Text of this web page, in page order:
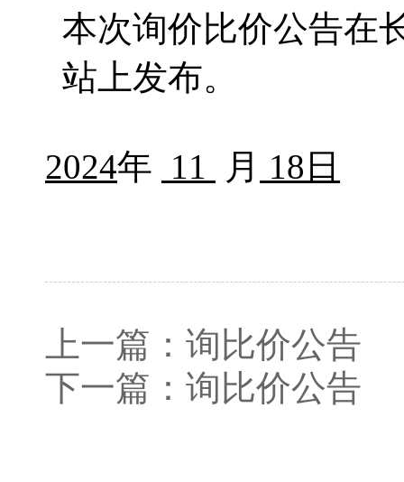
本次询价比价公告在
站上发布。
2024年 11 月 18 日
上一篇： 询比价公告
下一篇： 询比价公告